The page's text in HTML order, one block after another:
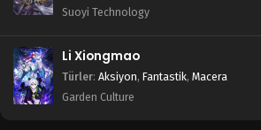
Suoyi Technology
Li Xiongmao
Türler: Aksiyon, Fantastik, Macera
Garden Culture